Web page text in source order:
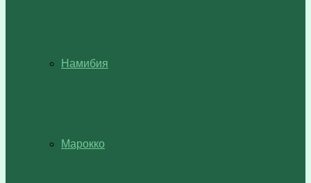
Намибия
Марокко